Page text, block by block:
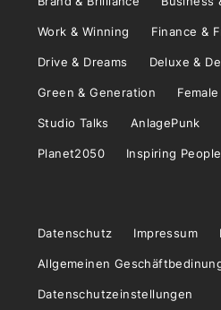
Work & Winning Finance &
Drive & Dreams Deluxe &
Green & Generation
Studio Talks AnlagePunk
Planet2050 Inspiring People
Datenschutz Impressum
Allgemeinen
Datenschutzeinstellungen